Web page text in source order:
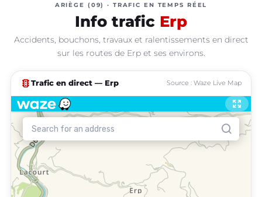
ARIÈGE (09) · TRAFIC EN TEMPS RÉEL
Info trafic Erp
Accidents, bouchons, travaux et ralentissements en direct
sur les routes de Erp et ses environs.
traffic Trafic en direct — Erp Source : Waze Live Map